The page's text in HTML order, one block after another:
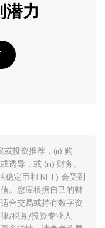
潜力
或投资推荐，(ii) 购
诱导，或 (iii) 财务、
稳定币和 NFT) 会受到
。您应根据自己的财
合交易或持有数字资
/税务/投资专业人